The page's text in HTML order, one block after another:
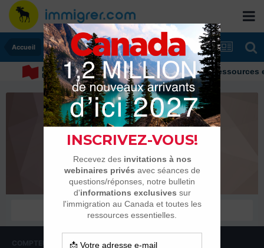
Accueil
Immigrer au Canada: ressources et
nawel51
Habitués
COMPTEUR DE CONTENUS INSCRIPTION